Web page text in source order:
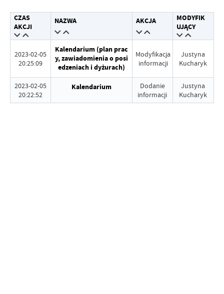
CZAS
AKCJI
NAZWA AKCJA
MODYFIK
UJĄCY
2023-02-05
20:25:09
Kalendarium (plan prac
y, zawiadomienia o posi
edzeniach i dyżurach)
Modyfikacja
informacji
Justyna
Kucharyk
2023-02-05
20:22:52
Kalendarium
Dodanie
informacji
Justyna
Kucharyk